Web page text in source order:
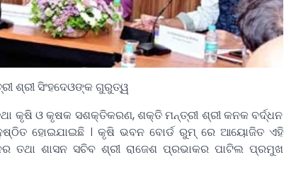
ସିଂହଦେଓଙ୍କ ଗୁରୁତ୍ୱ
କୃଷି ଓ କୃଷକ ସଶକ୍ତିକରଣ, ଶକ୍ତି ମନ୍ତ୍ରୀ ଶ୍ରୀ କନକ ବର୍ଦ୍ଧନ
ହୋଇଯାଇଛି । କୃଷି ଭବନ ବୋର୍ଡ ରୁମ୍‌ ରେ ଆୟୋଜିତ ଏହି
ତଥା ଶାସନ ସଚିବ ଶ୍ରୀ ରାଜେଶ ପ୍ରଭାକର ପାଟିଲ ପ୍ରମୁଖ